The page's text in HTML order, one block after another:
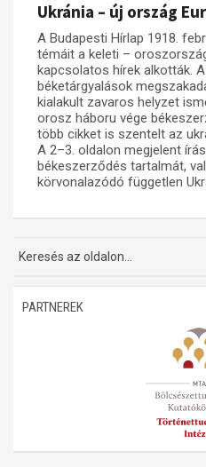
Kapcsolat
Trianon-
A trianoni
Ukránia – új ország
A Budapesti Hírlap 1918.
témáit a keleti –
kapcsolatos hírek alkották.
béketárgyalások
kialakult zavaros helyzet
orosz háboru vége
több cikket is szentelt az
A 2–3. oldalon megjelent
békeszerződés tartalmát,
körvonalazódó független
PARTNEREK